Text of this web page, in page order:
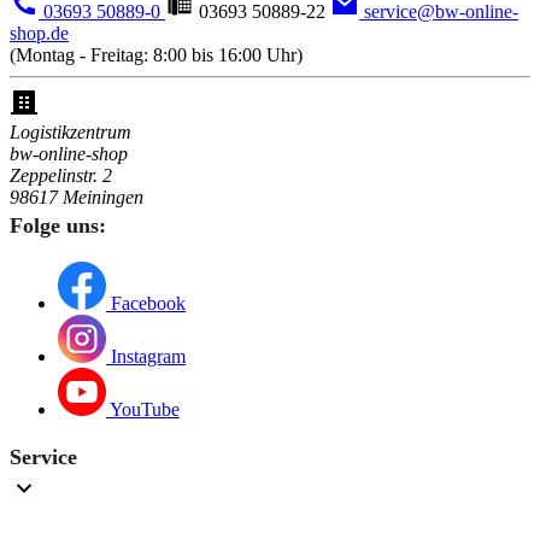
03693 50889-0 03693 50889-22
service@bw-online-
shop.de
(Montag - Freitag: 8:00 bis 16:00 Uhr)
Logistikzentrum
bw-online-shop
Zeppelinstr. 2
98617 Meiningen
Folge uns:
Facebook
Instagram
YouTube
Service